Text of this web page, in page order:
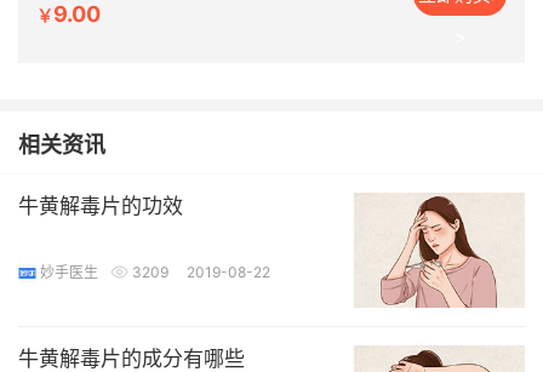
￥9.00
相关资讯
牛黄解毒片的功效
妙手医生 3209 2019-08-22
牛黄解毒片的成分有哪些